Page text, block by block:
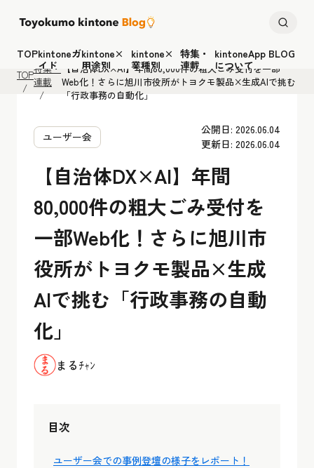
TOPkintoneガ
イド
kintone×
用途別
kintone×
業種別
特集・
連載
kintoneApp BLOG
について
TOP特集・
連載
【自治体DX×AI】年間80,000件の粗大ごみ受付を一部
Web化！さらに旭川市役所がトヨクモ製品×生成AIで挑む
「行政事務の自動化」
ユーザー会
公開日: 2026.06.04
更新日: 2026.06.04
【自治体DX×AI】年間
80,000件の粗大ごみ受付を
一部Web化！さらに旭川市
役所がトヨクモ製品×生成
AIで挑む「行政事務の自動
化」
まるﾁｬﾝ
目次
ユーザー会での事例登壇の様子をレポート！